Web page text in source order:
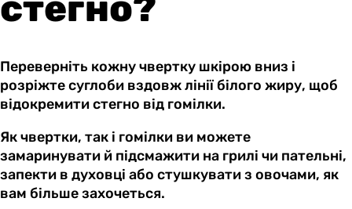
Переверніть кожну чвертку шкірою вниз і
розріжте суглоби вздовж лінії білого жиру, щоб
відокремити стегно від гомілки.
Як чвертки, так і гомілки ви можете
замаринувати й підсмажити на грилі чи пательні,
запекти в духовці або стушкувати з овочами, як
вам більше захочеться.